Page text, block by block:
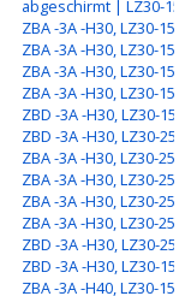
abgeschirmt | LZ30-
ZBA -3A -H30, LZ30-
ZBA -3A -H30, LZ30-
ZBA -3A -H30, LZ30-
ZBA -3A -H30, LZ30-
ZBD -3A -H30, LZ30-
ZBD -3A -H30, LZ30-
ZBA -3A -H30, LZ30-
ZBA -3A -H30, LZ30-
ZBA -3A -H30, LZ30-
ZBA -3A -H30, LZ30-
ZBD -3A -H30, LZ30-
ZBD -3A -H30, LZ30-
ZBA -3A -H40, LZ30-